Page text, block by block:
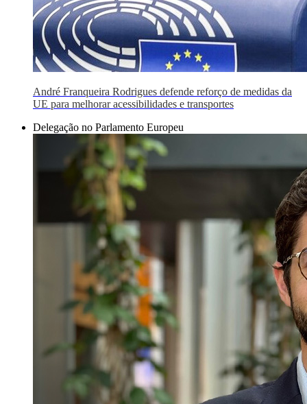
André Franqueira Rodrigues defende reforço de medidas da
UE para melhorar acessibilidades e transportes
Delegação no Parlamento Europeu